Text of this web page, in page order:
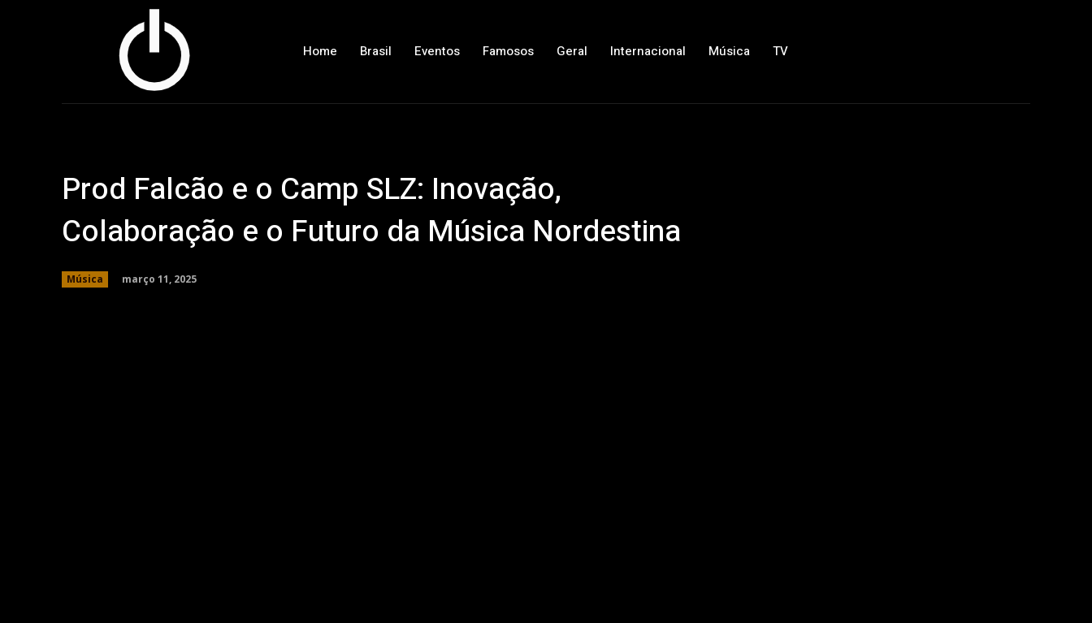
Home Brasil Eventos Famosos Geral Internacional Música TV
Prod Falcão e o Camp SLZ: Inovação,
Colaboração e o Futuro da Música Nordestina
Música março 11, 2025